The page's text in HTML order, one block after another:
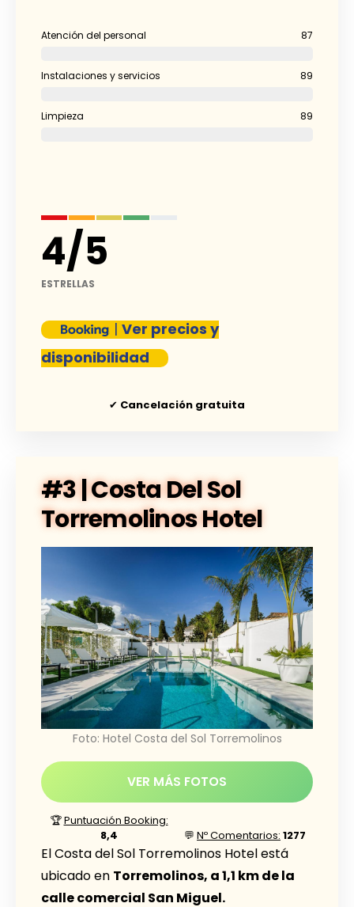
Atención del personal 87
Instalaciones y servicios 89
Limpieza 89
4/5
ESTRELLAS
| Ver precios y
disponibilidad
✔ Cancelación gratuita
#3 | Costa Del Sol
Torremolinos Hotel
Foto: Hotel Costa del Sol Torremolinos
VER MÁS FOTOS
🏆Puntuación Booking:
8,4
💬 Nº Comentarios: 1277
El Costa del Sol Torremolinos Hotel está
ubicado en Torremolinos, a 1,1 km de la
calle comercial San Miguel.